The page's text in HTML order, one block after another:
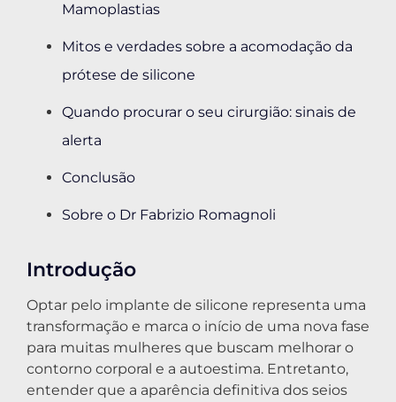
Mamoplastias
Mitos e verdades sobre a acomodação da
prótese de silicone
Quando procurar o seu cirurgião: sinais de
alerta
Conclusão
Sobre o Dr Fabrizio Romagnoli
Introdução
Optar pelo implante de silicone representa uma
transformação e marca o início de uma nova fase
para muitas mulheres que buscam melhorar o
contorno corporal e a autoestima. Entretanto,
entender que a aparência definitiva dos seios